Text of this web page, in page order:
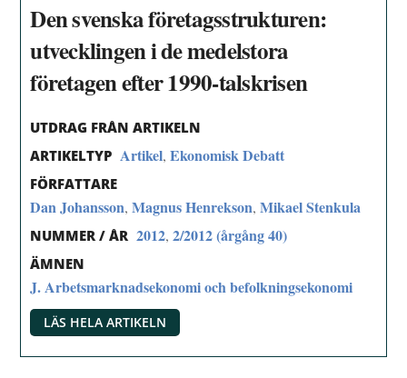
Den svenska företagsstrukturen:
utvecklingen i de medelstora
företagen efter 1990-talskrisen
UTDRAG FRÅN ARTIKELN
ARTIKELTYP Artikel,Ekonomisk Debatt
FÖRFATTARE
Dan Johansson,Magnus Henrekson,Mikael Stenkula
NUMMER / ÅR 2012,2/2012 (årgång 40)
ÄMNEN
J. Arbetsmarknadsekonomi och befolkningsekonomi
LÄS HELA ARTIKELN